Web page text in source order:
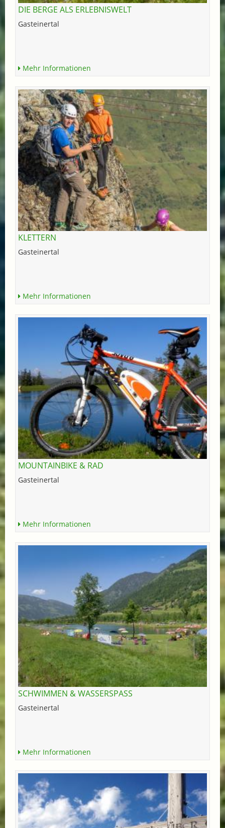
DIE BERGE ALS ERLEBNISWELT
Gasteinertal
Mehr Informationen
KLETTERN
Gasteinertal
Mehr Informationen
MOUNTAINBIKE & RAD
Gasteinertal
Mehr Informationen
SCHWIMMEN & WASSERSPASS
Gasteinertal
Mehr Informationen